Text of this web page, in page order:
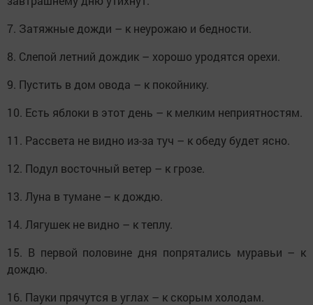
7. Затяжные дожди – к неурожаю и бедности.
8. Слепой летний дождик – хорошо уродятся орехи.
9. Пустить в дом овода – к покойнику.
10. Есть яблоки в этот день – к мелким неприятностям.
11. Рассвета не видно из-за туч – к обеду будет ясно.
12. Подул восточный ветер – к грозе.
13. Луна в тумане – к дождю.
14. Лягушек не видно – к теплу.
15. В первой половине дня попрятались муравьи – к
дождю.
16. Пауки прячутся в углах – к скорым холодам.